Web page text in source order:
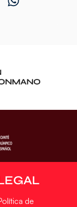
de